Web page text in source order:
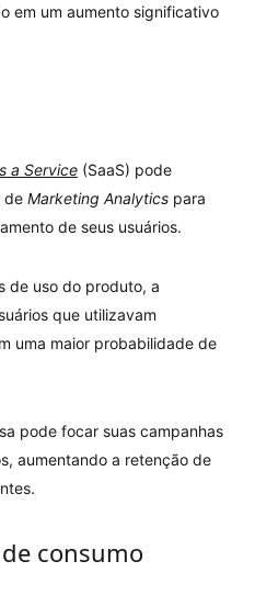
em um aumento significativo
a Service (SaaS) pode
de Marketing Analyticspara
de seus usuários.
de uso do produto, a
que utilizavam
uma maior probabilidade de
pode focar suas campanhas
aumentando a retenção de
consumo